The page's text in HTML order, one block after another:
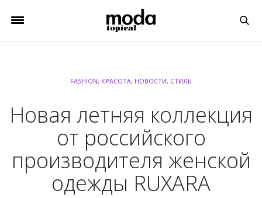
FASHION, КРАСОТА, НОВОСТИ, СТИЛЬ
Новая летняя коллекция
от российского
производителя женской
одежды RUXARA